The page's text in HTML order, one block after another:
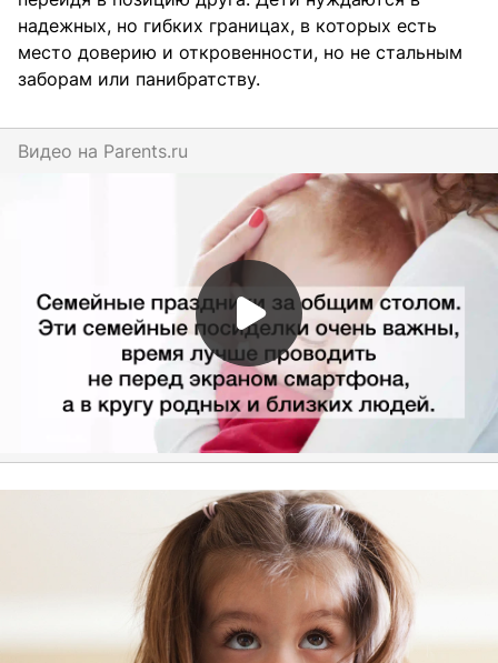
надежных, но гибких границах, в которых есть
место доверию и откровенности, но не стальным
заборам или панибратству.
Видео на parents.ru